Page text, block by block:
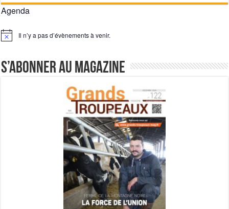
Agenda
Notice Il n’y a pas d’évènements à venir.
S’abonner au magazine